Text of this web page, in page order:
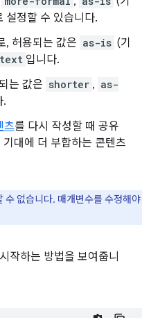
설정할 수 있습니다.
, 허용되는 값은 as-is (기
입니다.
는 값은 shorter , as-
.
츠를 다시 작성할 때 공유
대에 더 부합하는 콘텐츠
수 없습니다. 매개변수를 수정해야
작하는 방법을 보여줍니